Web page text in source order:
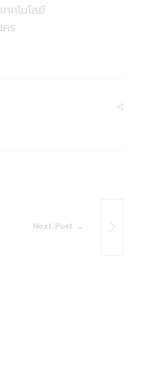
คโนโลยี
ร
Next Post